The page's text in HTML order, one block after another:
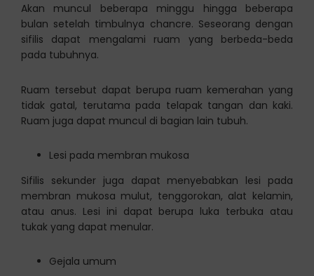
Akan muncul beberapa minggu hingga beberapa
bulan setelah timbulnya chancre. Seseorang dengan
sifilis dapat mengalami ruam yang berbeda-beda
pada tubuhnya.
Ruam tersebut dapat berupa ruam kemerahan yang
tidak gatal, terutama pada telapak tangan dan kaki.
Ruam juga dapat muncul di bagian lain tubuh.
Lesi pada membran mukosa
Sifilis sekunder juga dapat menyebabkan lesi pada
membran mukosa mulut, tenggorokan, alat kelamin,
atau anus. Lesi ini dapat berupa luka terbuka atau
tukak yang dapat menular.
Gejala umum